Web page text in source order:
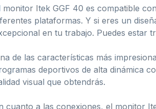
monitor Itek GGF 40 es compatible
plataformas. Y si eres un
en tu trabajo. Puedes estar
de las características más
deportivos de alta dinámica
visual que obtendrás.
cuanto a las conexiones, el monitor